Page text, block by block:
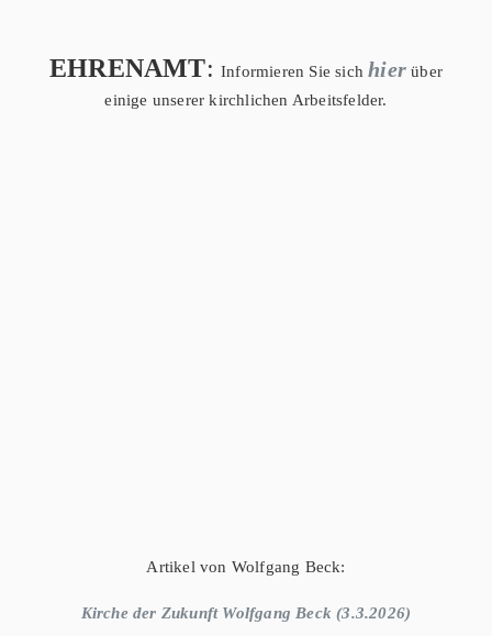
EHRENAMT: Informieren Sie sichhier über
einige unserer kirchlichen Arbeitsfelder.
Artikel von Wolfgang Beck:
Kirche der Zukunft Wolfgang Beck (3.3.2026)